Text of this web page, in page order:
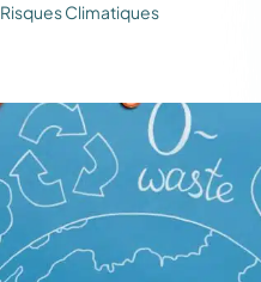
Risques Climatiques